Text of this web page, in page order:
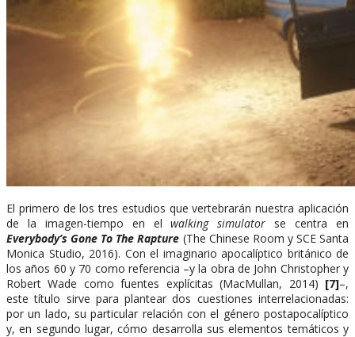
El primero de los tres estudios que vertebrarán nuestra aplicación
de la imagen-tiempo en elwalking simulator se centra en
Everybody’s Gone To The Rapture (The Chinese Room y SCE Santa
Monica Studio, 2016). Con el imaginario apocalíptico británico de
los años 60 y 70 como referencia –y la obra de John Christopher y
Robert Wade como fuentes explícitas (MacMullan, 2014) [7]–,
este título sirve para plantear dos cuestiones interrelacionadas:
por un lado, su particular relación con el género postapocalíptico
y, en segundo lugar, cómo desarrolla sus elementos temáticos y